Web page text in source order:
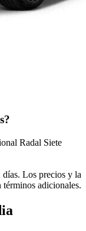
Radal Siete
días. Los precios y la
adicionales.